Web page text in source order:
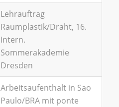
Lehrauftrag
Raumplastik/Draht, 16.
Intern.
Sommerakademie
Dresden
Arbeitsaufenthalt in Sao
Paulo/BRA mit ponte